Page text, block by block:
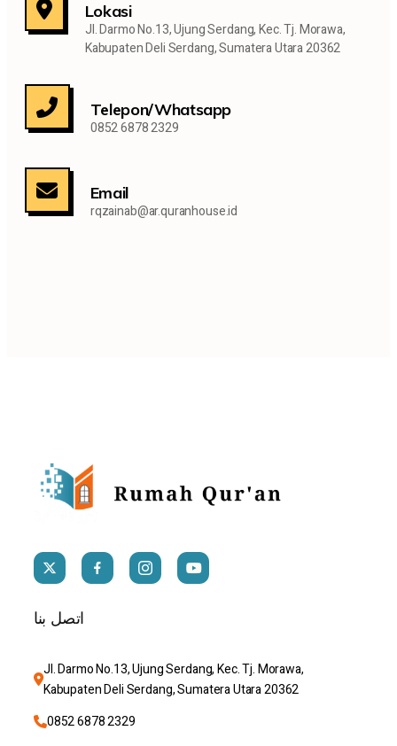
Lokasi
Jl. Darmo No.13, Ujung Serdang, Kec. Tj. Morawa,
Kabupaten Deli Serdang, Sumatera Utara 20362
Telepon/Whatsapp
0852 6878 2329
Email
rqzainab@ar.quranhouse.id
اتصل بنا
Jl. Darmo No.13, Ujung Serdang, Kec. Tj. Morawa,
Kabupaten Deli Serdang, Sumatera Utara 20362
0852 6878 2329